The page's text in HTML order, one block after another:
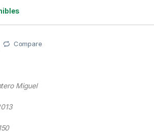
Compare
Miguel